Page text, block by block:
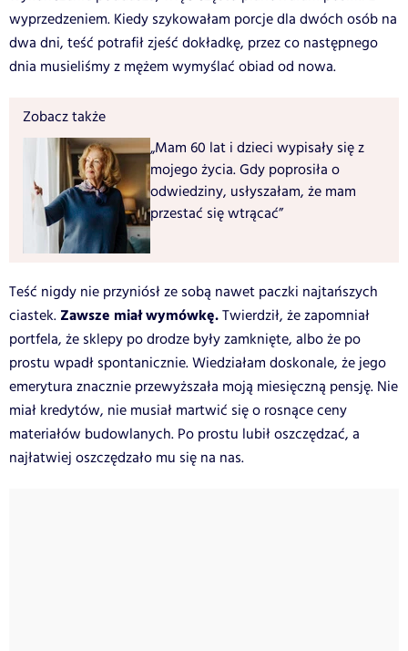
wyprzedzeniem. Kiedy szykowałam porcje dla dwóch osób na
dwa dni, teść potrafił zjeść dokładkę, przez co następnego
dnia musieliśmy z mężem wymyślać obiad od nowa.
Zobacz także
„Mam 60 lat i dzieci wypisały się z
mojego życia. Gdy poprosiła o
odwiedziny, usłyszałam, że mam
przestać się wtrącać”
Teść nigdy nie przyniósł ze sobą nawet paczki najtańszych
ciastek. Zawsze miał wymówkę.Twierdził, że zapomniał
portfela, że sklepy po drodze były zamknięte, albo że po
prostu wpadł spontanicznie. Wiedziałam doskonale, że jego
emerytura znacznie przewyższała moją miesięczną pensję. Nie
miał kredytów, nie musiał martwić się o rosnące ceny
materiałów budowlanych. Po prostu lubił oszczędzać, a
najłatwiej oszczędzało mu się na nas.